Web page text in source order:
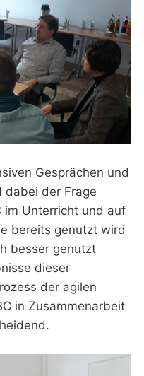
Gesprächen und
dabei der Frage
im Unterricht und auf
bereits genutzt wird
besser genutzt
dieser
der agilen
in Zusammenarbeit